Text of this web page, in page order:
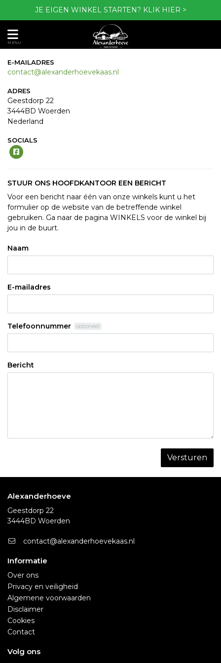
JE EIGEN WINKEL STARTEN? KLIK HIER >
MENU
E-MAILADRES
contact@alexanderhoevekaas.nl
ADRES
Geestdorp 22
3444BD Woerden
Nederland
SOCIALS
Naam
E-mailadres
Telefoonnummer optioneel
Bericht
Versturen
Alexanderhoeve
Geestdorp 22
3444BD Woerden
contact@alexanderhoevekaas.nl
Informatie
Over ons
Privacy en veiligheid
Algemene voorwaarden
Disclaimer
Cookies
Contact
Volg ons